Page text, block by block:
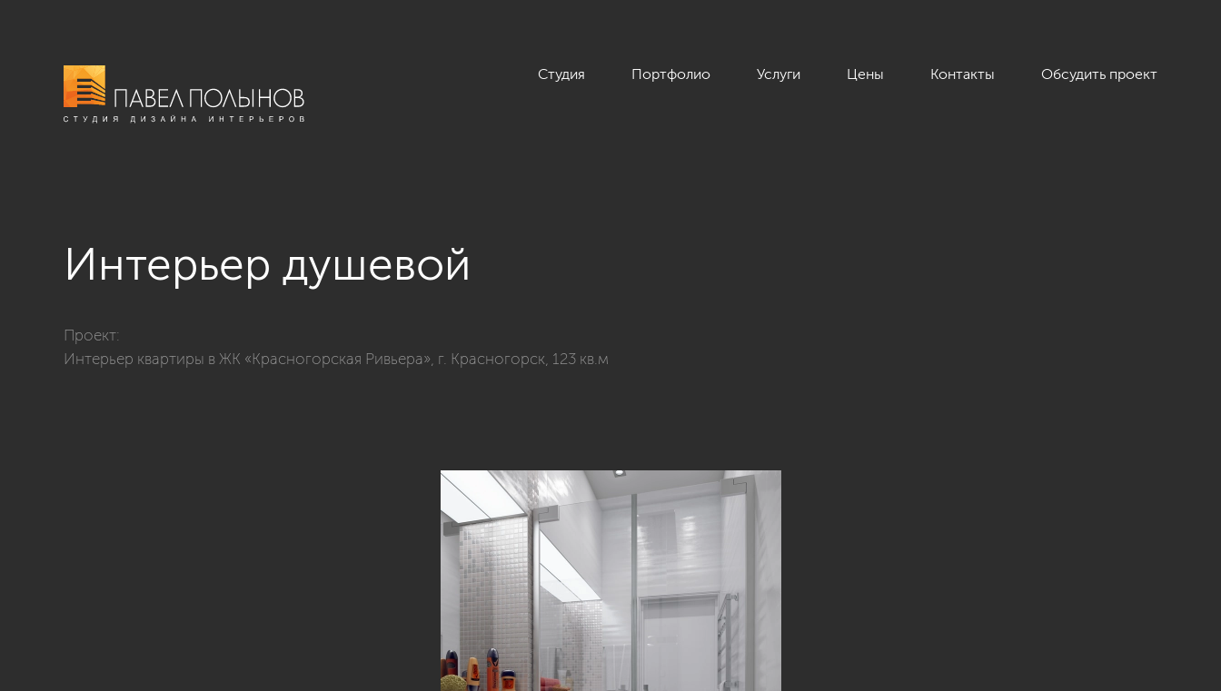
Студия Портфолио Услуги Цены Контакты Обсудить проект
Интерьер душевой
Проект:
Интерьер квартиры в ЖК «Красногорская Ривьера», г. Красногорск, 123 кв.м